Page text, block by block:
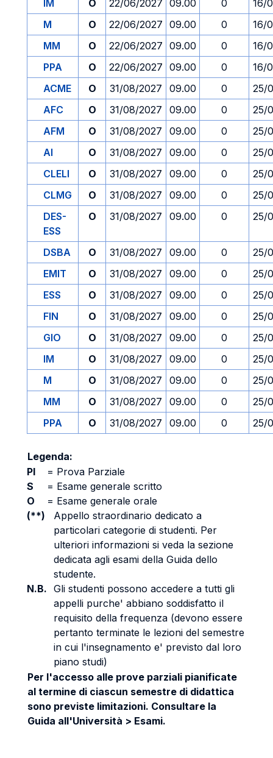
IM O 22/06/2027 09.00 0
16/
M
O 22/06/2027 09.00 0
16/
MM
O 22/06/2027 09.00 0
16/
PPA
O 22/06/2027 09.00 0
16/
ACME
O 31/08/2027 09.00 0
25/
AFC
O 31/08/2027 09.00 0
25/
AFM
O 31/08/2027 09.00 0
25/
AI
O 31/08/2027 09.00 0
25/
CLELI
O 31/08/2027 09.00 0
25/
CLMG
O 31/08/2027 09.00 0
25/
DES-
ESS
O 31/08/2027 09.00 0 25/
DSBA O 31/08/2027 09.00 0
25/
EMIT
O 31/08/2027 09.00 0
25/
ESS
O 31/08/2027 09.00 0
25/
FIN
O 31/08/2027 09.00 0
25/
GIO
O 31/08/2027 09.00 0
25/
IM
O 31/08/2027 09.00 0
25/
M
O 31/08/2027 09.00 0
25/
MM
O 31/08/2027 09.00 0
25/
PPA
O 31/08/2027 09.00 0 25/
Legenda:
PI
= Prova Parziale
S
= Esame generale scritto
O
= Esame generale orale
(**)
Appello straordinario dedicato a
particolari categorie di studenti. Per
ulteriori informazioni si veda la sezione
dedicata agli esami della Guida dello
studente.
N.B. Gli studenti possono accedere a tutti gli
appelli purche' abbiano soddisfatto il
requisito della frequenza (devono essere
pertanto terminate le lezioni del semestre
in cui l'insegnamento e' previsto dal loro
piano studi)
Per l'accesso alle prove parziali pianificate
al termine di ciascun semestre di didattica
sono previste limitazioni. Consultare la
Guida all'Università > Esami.